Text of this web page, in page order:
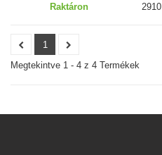
Raktáron
2910
1
Megtekintve 1 - 4 z 4 Termékek